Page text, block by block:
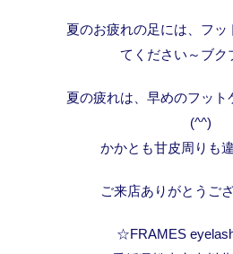
夏のお疲れの足には、フッ
てください～ブク
夏の疲れは、早めのフット
(^^)
かかとも甘皮周りも
ご来店ありがとうご
☆FRAMES